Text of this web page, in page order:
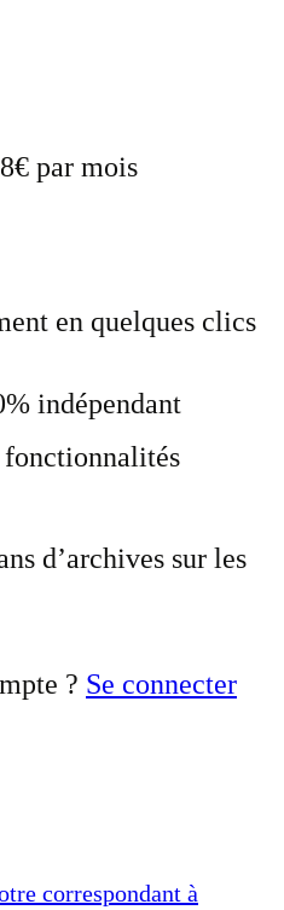
par mois
en quelques clics
indépendant
fonctionnalités
d’archives sur les
? Se connecter
correspondant à